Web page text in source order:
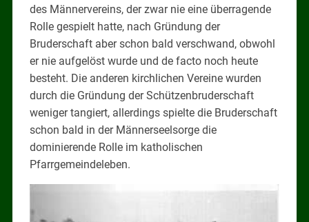
des Männervereins, der zwar nie eine überragende
Rolle gespielt hatte, nach Gründung der
Bruderschaft aber schon bald verschwand, obwohl
er nie aufgelöst wurde und de facto noch heute
besteht. Die anderen kirchlichen Vereine wurden
durch die Gründung der Schützenbruderschaft
weniger tangiert, allerdings spielte die Bruderschaft
schon bald in der Männerseelsorge die
dominierende Rolle im katholischen
Pfarrgemeindeleben.